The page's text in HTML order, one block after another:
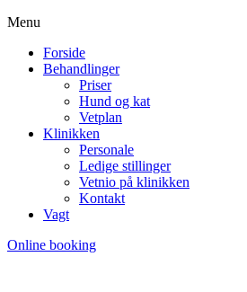
Menu
Forside
Behandlinger
Priser
Hund og kat
Vetplan
Klinikken
Personale
Ledige stillinger
Vetnio på klinikken
Kontakt
Vagt
Online booking